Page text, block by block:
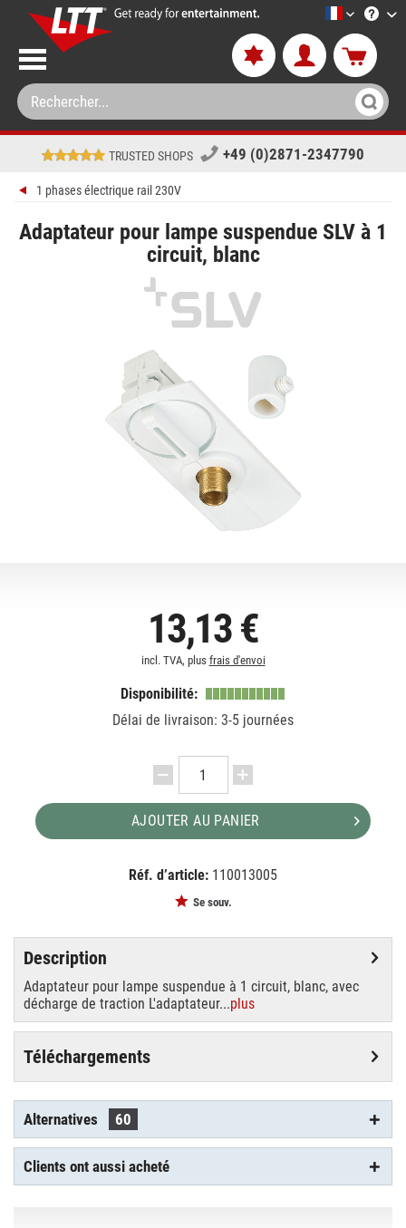
LTT-
TRUSTED SHOPS +49 (0)2871-2347790
1 phases électrique rail 230V
Adaptateur pour lampe suspendue SLV à 1
circuit, blanc
13,13 €
incl. TVA, plus frais d'envoi
Disponibilité:
Délai de livraison: 3-5 journées
AJOUTER AU PANIER
Réf. d’article: 110013005
Se souv.
Description
Adaptateur pour lampe suspendue à 1 circuit, blanc, avec
décharge de traction L'adaptateur...plus
Téléchargements
Alternatives 60
Clients ont aussi acheté